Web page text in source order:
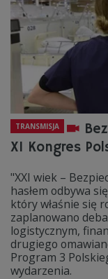
TRANSMISJA
XI Kongres
"XXI wiek –
hasłem odbywa
który właśnie się
zaplanowano
logistycznym,
drugiego
Program 3
wydarzenia.